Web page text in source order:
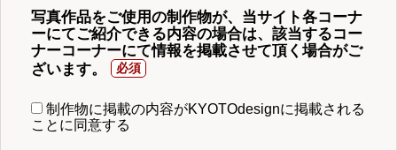
写真作品をご使用の制作物が、当サイト各コーナ
ーにてご紹介できる内容の場合は、該当するコー
ナーコーナーにて情報を掲載させて頂く場合がご
ざいます。
制作物に掲載の内容がKYOTOdesignに掲載される
ことに同意する